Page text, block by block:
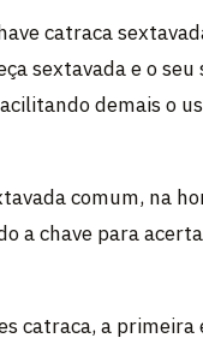
catraca
sextavada e o
demais o
comum, na
a chave para
catraca, a